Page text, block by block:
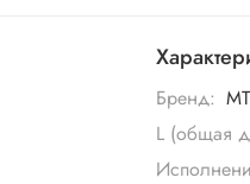
Бренд:
L (общая